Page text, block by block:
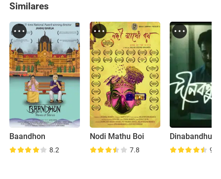
Similares
Baandhon
8.2
Nodi Mathu Boi
7.8
Dinabandhu
9.3